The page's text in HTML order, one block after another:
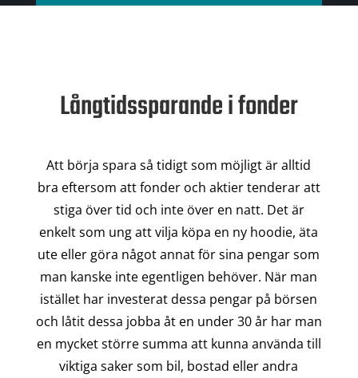
Långtidssparande i fonder
Att börja spara så tidigt som möjligt är alltid
bra eftersom att fonder och aktier tenderar att
stiga över tid och inte över en natt. Det är
enkelt som ung att vilja köpa en ny hoodie, äta
ute eller göra något annat för sina pengar som
man kanske inte egentligen behöver. När man
istället har investerat dessa pengar på börsen
och låtit dessa jobba åt en under 30 år har man
en mycket större summa att kunna använda till
viktiga saker som bil, bostad eller andra